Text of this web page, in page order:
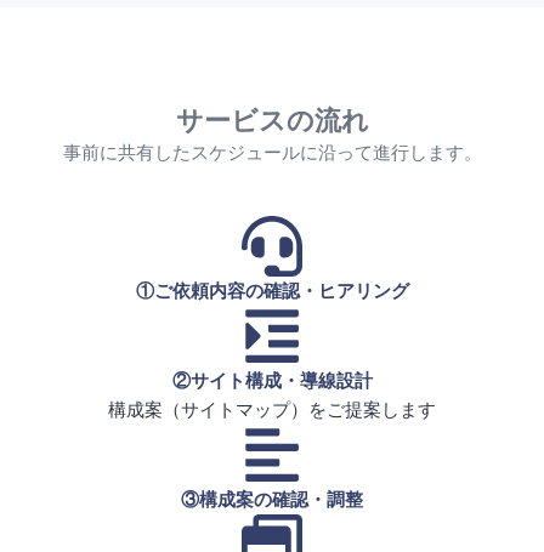
サービスの流れ
事前に共有したスケジュールに沿って進行します。
①ご依頼内容の確認・ヒアリング
②サイト構成・導線設計
構成案（サイトマップ）をご提案します
③構成案の確認・調整